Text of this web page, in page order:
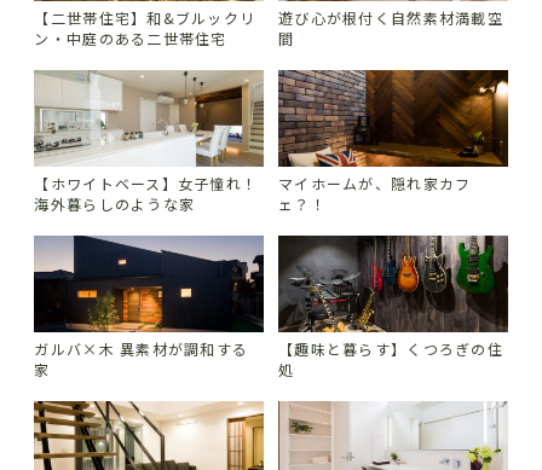
【二世帯住宅】和&ブルックリ
ン・中庭のある二世帯住宅
遊び心が根付く自然素材満載空
間
【ホワイトベース】女子憧れ！
海外暮らしのような家
マイホームが、隠れ家カフ
ェ？！
ガルバ×木 異素材が調和する
家
【趣味と暮らす】くつろぎの住
処